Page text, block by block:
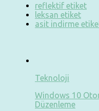
reflektif etiket
leksan etiket
asit indirme
Teknoloji
Windows 10
Düzenleme